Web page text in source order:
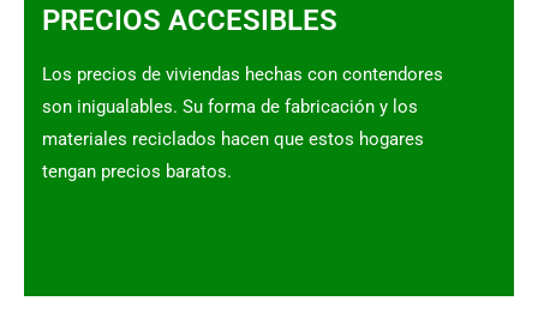
PRECIOS ACCESIBLES
Los precios de viviendas hechas con contendores
son inigualables. Su forma de fabricación y los
materiales reciclados hacen que estos hogares
tengan precios baratos.